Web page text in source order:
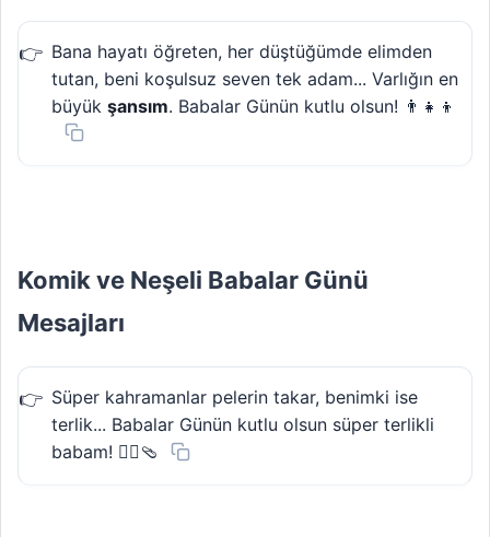
Bana hayatı öğreten, her düştüğümde elimden
tutan, beni koşulsuz seven tek adam... Varlığın en
büyük şansım. Babalar Günün kutlu olsun! 👨‍👧‍👦
Komik ve Neşeli Babalar Günü
Mesajları
Süper kahramanlar pelerin takar, benimki ise
terlik... Babalar Günün kutlu olsun süper terlikli
babam! 🦸‍♂️🩴